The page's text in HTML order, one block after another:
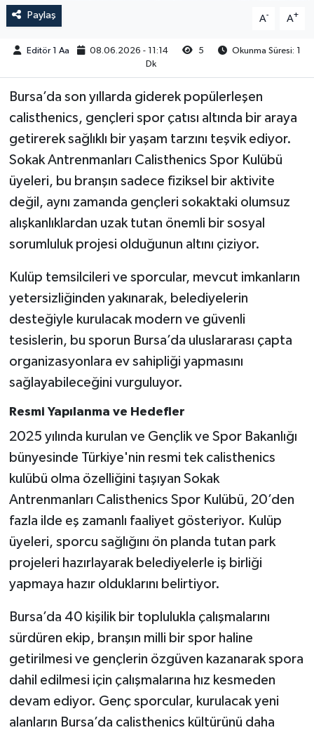
Paylaş A- A+
Editör 1 Aa 08.06.2026 - 11:14 5
Okunma Süresi: 1
Dk
Bursa’da son yıllarda giderek popülerleşen
calisthenics, gençleri spor çatısı altında bir araya
getirerek sağlıklı bir yaşam tarzını teşvik ediyor.
Sokak Antrenmanları Calisthenics Spor Kulübü
üyeleri, bu branşın sadece fiziksel bir aktivite
değil, aynı zamanda gençleri sokaktaki olumsuz
alışkanlıklardan uzak tutan önemli bir sosyal
sorumluluk projesi olduğunun altını çiziyor.
Kulüp temsilcileri ve sporcular, mevcut imkanların
yetersizliğinden yakınarak, belediyelerin
desteğiyle kurulacak modern ve güvenli
tesislerin, bu sporun Bursa’da uluslararası çapta
organizasyonlara ev sahipliği yapmasını
sağlayabileceğini vurguluyor.
Resmi Yapılanma ve Hedefler
2025 yılında kurulan ve Gençlik ve Spor Bakanlığı
bünyesinde Türkiye'nin resmi tek calisthenics
kulübü olma özelliğini taşıyan Sokak
Antrenmanları Calisthenics Spor Kulübü, 20’den
fazla ilde eş zamanlı faaliyet gösteriyor. Kulüp
üyeleri, sporcu sağlığını ön planda tutan park
projeleri hazırlayarak belediyelerle iş birliği
yapmaya hazır olduklarını belirtiyor.
Bursa’da 40 kişilik bir toplulukla çalışmalarını
sürdüren ekip, branşın milli bir spor haline
getirilmesi ve gençlerin özgüven kazanarak spora
dahil edilmesi için çalışmalarına hız kesmeden
devam ediyor. Genç sporcular, kurulacak yeni
alanların Bursa’da calisthenics kültürünü daha